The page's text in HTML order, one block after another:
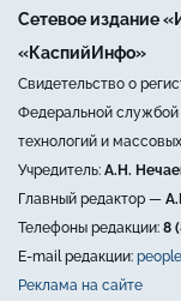
Сетевое издание
«КаспийИнфо»
Свидетельство о
Федеральной службой
технологий и
Учредитель: А.Н.
Главный редактор —
Телефоны редакции: 8
E-mail редакции:
Реклама на сайте